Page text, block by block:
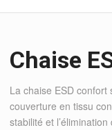
Chaise
La chaise ESD
couverture en tissu
stabilité et